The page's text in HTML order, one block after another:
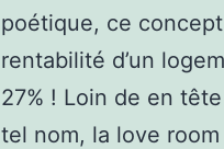
poétique, ce
rentabilité d’un
27% ! Loin de en
tel nom, la love